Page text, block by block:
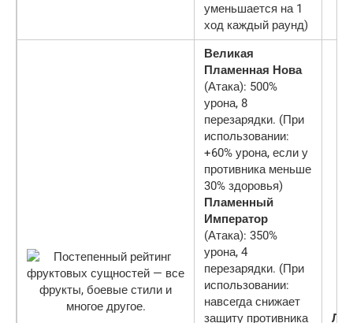
уменьшается на 1
ход каждый раунд)
Великая
Пламенная Нова
(Атака): 500%
урона, 8
перезарядки. (При
использовании:
+60% урона, если у
противника меньше
30% здоровья)
Пламенный
Император
(Атака): 350%
урона, 4
перезарядки. (При
использовании:
навсегда снижает
защиту противника